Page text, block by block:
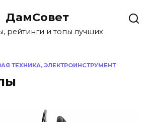
ДамСовет
рейтинги и топы лучших
ТЕХНИКА, ЭЛЕКТРОИНСТРУМЕНТ